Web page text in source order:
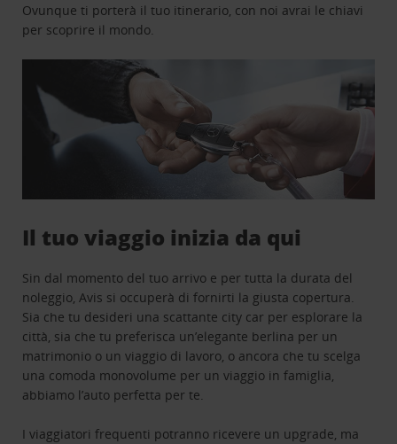
Ovunque ti porterà il tuo itinerario, con noi avrai le chiavi
per scoprire il mondo.
Il tuo viaggio inizia da qui
Sin dal momento del tuo arrivo e per tutta la durata del
noleggio, Avis si occuperà di fornirti la giusta copertura.
Sia che tu desideri una scattante city car per esplorare la
città, sia che tu preferisca un’elegante berlina per un
matrimonio o un viaggio di lavoro, o ancora che tu scelga
una comoda monovolume per un viaggio in famiglia,
abbiamo l’auto perfetta per te.
I viaggiatori frequenti potranno ricevere un upgrade, ma